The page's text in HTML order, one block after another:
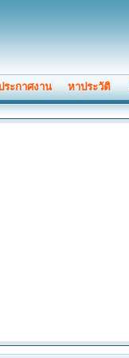
ระกาศงาน หาประวัติ